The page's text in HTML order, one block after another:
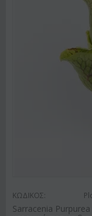
ΚΩΔΙΚΟΣ:
Sarracenia